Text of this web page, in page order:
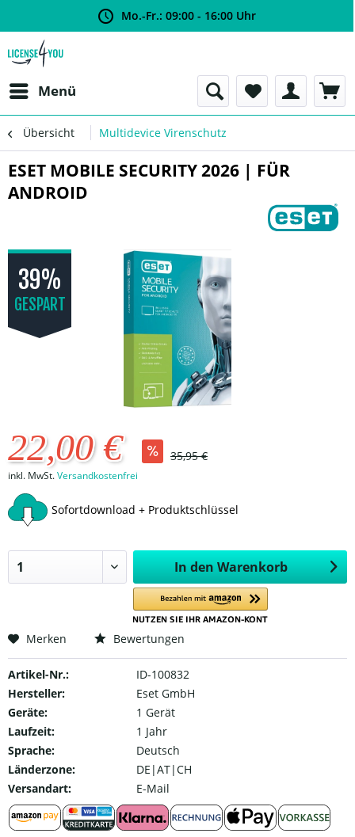
Mo.-Fr.: 09:00 - 16:00 Uhr
Menü
Übersicht Multidevice Virenschutz
ESET MOBILE SECURITY 2026 | FÜR
ANDROID
39%
GESPART
22,00 € 35,95 €
inkl. MwSt.Versandkostenfrei
Sofortdownload + Produktschlüssel
In den Warenkorb
Merken Bewertungen
Artikel-Nr.:
ID-100832
Hersteller:
Eset GmbH
Geräte:
1 Gerät
Laufzeit:
1 Jahr
Sprache:
Deutsch
Länderzone:
DE|AT|CH
Versandart:
E-Mail